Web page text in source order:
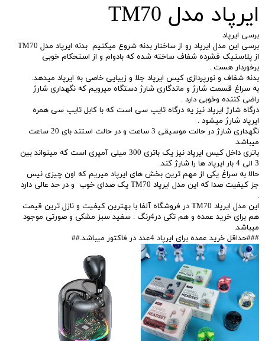
ایرپاد مدل TM70
برسی ایرپاد
برسی این مدل ایرپاد رو از ساختار بدنه شروع میکنیم بدنه ایرپاد مدل TM70
از پلاستیک فشرده شفاف ساخته شده که بادوام و از استحکام خوبی
برخوردار هست .
بدنه شفاف و نورپردازی کیس ایرپاد جلا و زیبایی خاصی به ایرپاد میدهد.
به سراغ قسمت شارژ و ماندگاری شارژ دستگاه میرویم که نگهداری شارژ
راضی کننده وخوبی دارد .
درگاه شارژ ایرپاد نیز یه درگاه تایپ سی است که با کابل تایپ سی همره
ایرپاد شارژ میشود .
نگهداری شارژ در حالت موسیقی 3 ساعت و در حالت استند بای 20 ساعت
میباشد.
باتری داخل کیس ایرپاد نیز یک باتری 300 میلی آمپری است که میتواند بین
3 الی 4 بار ایرپاد ها را شارژ کند.
حالا به سراغ یکی از مهم ترین بخش های ایرپاد میریم که اون چیزی نیس
جز کیفیت صدا که این مدل ایرپاد TM70 یک صدای خوب و در حد عالی دارد
.
این مدل ایرپاد TM70 در فروشگاه آلفا با بهترین کیفیت و نازل ترین قیمت
هم برای خرید عمده و هم تکی در4رنگ . سفید سبز مشکی و صورتی موجود
میباشد.
###حداقل خرید عمده برای ایرپاد 4عدد در فاکتور میباشد.##